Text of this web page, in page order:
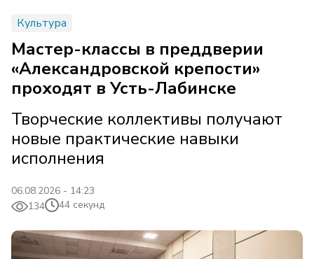
Культура
Мастер-классы в преддверии
«Александровской крепости»
проходят в Усть-Лабинске
Творческие коллективы получают
новые практические навыки
исполнения
06.08.2026 - 14:23
134
44 секунд